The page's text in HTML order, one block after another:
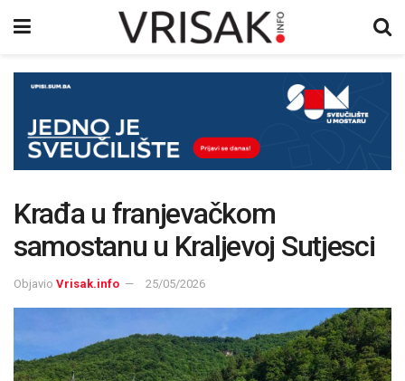
Krađa u franjevačkom
samostanu u Kraljevoj Sutjesci
Objavio Vrisak.info 25/05/2026